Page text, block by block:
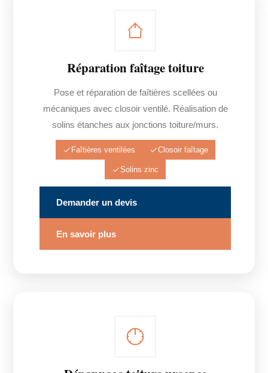
Réparation faîtage toiture
Pose et réparation de faîtières scellées ou
mécaniques avec closoir ventilé. Réalisation de
solins étanches aux jonctions toiture/murs.
Faîtières ventilées Closoir faîtage
Solins zinc
Demander un devis
En savoir plus